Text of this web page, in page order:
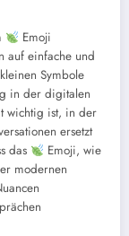
Emoji
auf einfache und
Symbole
in der digitalen
wichtig ist, in der
ersetzt
das
Emoji, wie
modernen